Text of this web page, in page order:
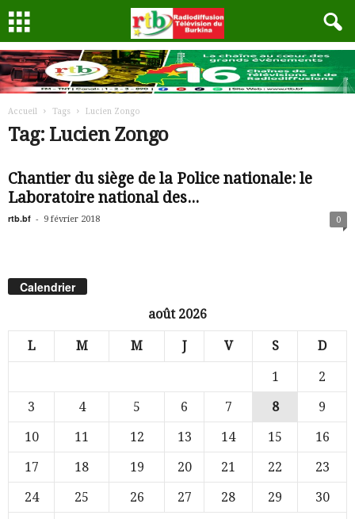
Accueil Tags Lucien Zongo
Tag: Lucien Zongo
Chantier du siège de la Police nationale: le
Laboratoire national des...
rtb.bf - 9 février 2018 0
Calendrier
août 2026
L M M J V S D
1
2
3
4 5 6 7 8
9
10
11 12 13 14 15
16
17
18 19 20 21 22
23
24
25 26 27 28 29
30